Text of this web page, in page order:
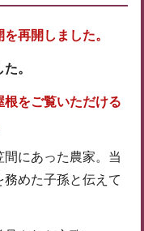
再開しました。
。
根をご覧いただける
にあった農家。当
めた子孫と伝えて